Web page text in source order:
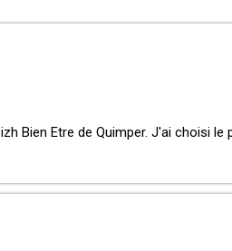
Bien Etre de Quimper. J'ai choisi